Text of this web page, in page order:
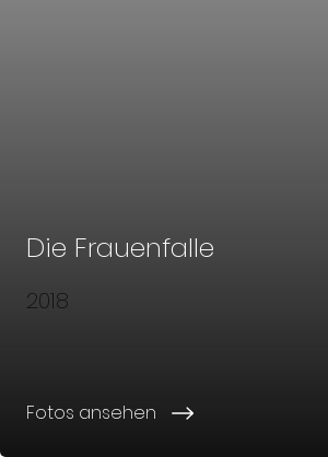
Fotos ansehen
2018
Die Frauenfalle